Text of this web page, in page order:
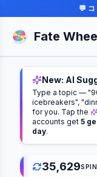
💬
Fate
New: AI
Type a topic —
icebreakers",
for you. Tap the
accounts get 5
day.
35,629